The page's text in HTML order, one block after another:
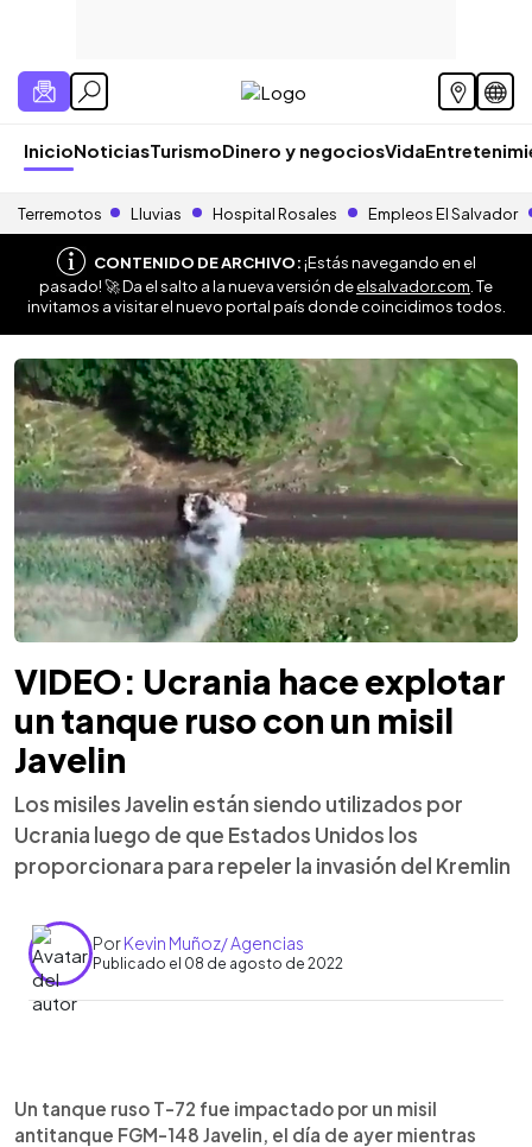
InicioNoticiasTurismoDinero y negociosVida
Terremotos Lluvias Hospital Rosales Empleos El Salvador
CONTENIDO DE ARCHIVO:¡Estás navegando en el
pasado! 🚀 Da el salto a la nueva versión deelsalvador.com . Te
invitamos a visitar el nuevo portal país donde coincidimos todos.
VIDEO: Ucrania hace explotar
un tanque ruso con un misil
Javelin
Los misiles Javelin están siendo utilizados por
Ucrania luego de que Estados Unidos los
proporcionara para repeler la invasión del Kremlin
PorKevin Muñoz/ Agencias
Publicado el 08 de agosto de 2022
Escuchar artículo
Un tanque ruso T-72 fue impactado por un misil
antitanque FGM-148 Javelin, el día de ayer mientras